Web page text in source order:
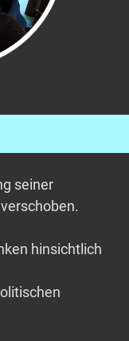
seiner
hinsichtlich